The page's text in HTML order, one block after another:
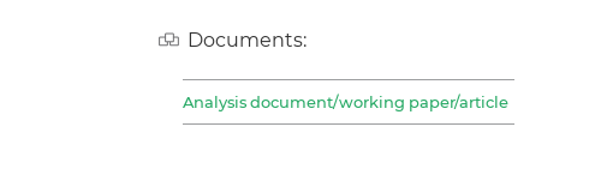
Documents:
Analysis document/working paper/article